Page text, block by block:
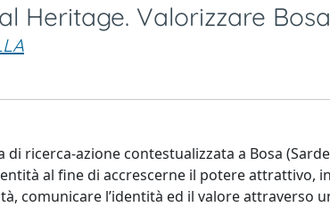
Heritage. Valorizzare Bosa
di ricerca-azione contestualizzata a Bosa
al fine di accrescerne il potere attrattivo,
comunicare l’identità ed il valore attraverso